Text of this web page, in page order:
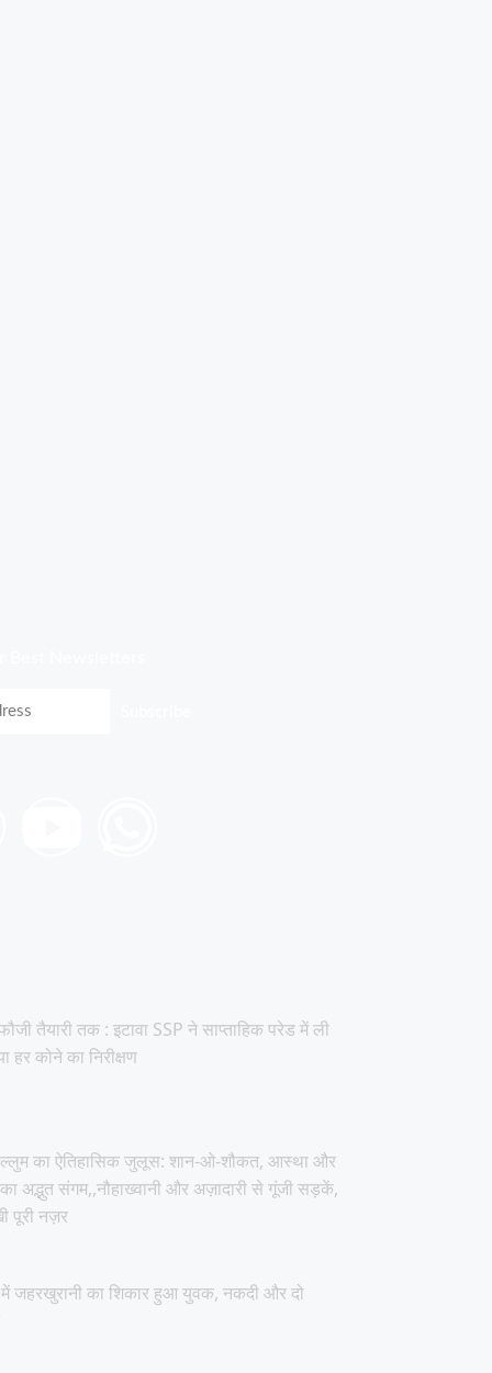
तैयारी तक : इटावा SSP ने साप्ताहिक परेड में ली
हर कोने का निरीक्षण
का ऐतिहासिक जुलूस: शान-ओ-शौकत, आस्था और
अद्भुत संगम,,नौहाख्वानी और अज़ादारी से गूंजी सड़कें,
पूरी नज़र
जहरखुरानी का शिकार हुआ युवक, नकदी और दो